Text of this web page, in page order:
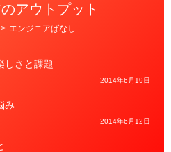
アウトプット
> エンジニアばなし
しさと課題
2014年6月19日
み
2014年6月12日